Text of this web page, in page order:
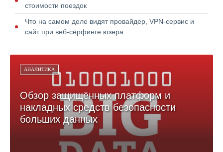
стоимости поездок
Что на самом деле видят провайдер, VPN-сервис и
сайт при веб-сёрфинге юзера
АНАЛИТИКА
Обзор защищённых платформ и
накладных средств безопасности
больших данных